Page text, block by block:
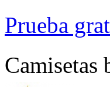
Prueba
Camisetas